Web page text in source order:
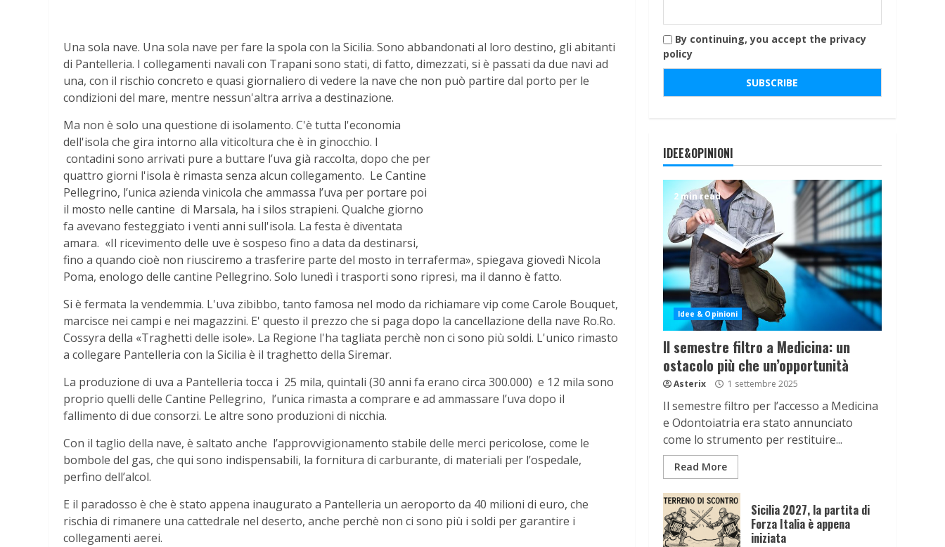
Una sola nave. Una sola nave per fare la spola con la Sicilia. Sono abbandonati al loro destino, gli abitanti
di Pantelleria. I collegamenti navali con Trapani sono stati, di fatto, dimezzati, si è passati da due navi ad
una, con il rischio concreto e quasi giornaliero di vedere la nave che non può partire dal porto per le
condizioni del mare, mentre nessun'altra arriva a destinazione.
Ma non è solo una questione di isolamento. C'è tutta l'economia
dell'isola che gira intorno alla viticoltura che è in ginocchio. I
contadini sono arrivati pure a buttare l’uva già raccolta, dopo che per
quattro giorni l'isola è rimasta senza alcun collegamento. Le Cantine
Pellegrino, l’unica azienda vinicola che ammassa l’uva per portare poi
il mosto nelle cantine di Marsala, ha i silos strapieni. Qualche giorno
fa avevano festeggiato i venti anni sull'isola. La festa è diventata
amara. «Il ricevimento delle uve è sospeso fino a data da destinarsi,
fino a quando cioè non riusciremo a trasferire parte del mosto in terraferma», spiegava giovedì Nicola
Poma, enologo delle cantine Pellegrino. Solo lunedì i trasporti sono ripresi, ma il danno è fatto.
Si è fermata la vendemmia. L'uva zibibbo, tanto famosa nel modo da richiamare vip come Carole Bouquet,
marcisce nei campi e nei magazzini. E' questo il prezzo che si paga dopo la cancellazione della nave Ro.Ro.
Cossyra della «Traghetti delle isole». La Regione l'ha tagliata perchè non ci sono più soldi. L'unico rimasto
a collegare Pantelleria con la Sicilia è il traghetto della Siremar.
La produzione di uva a Pantelleria tocca i 25 mila, quintali (30 anni fa erano circa 300.000) e 12 mila sono
proprio quelli delle Cantine Pellegrino, l’unica rimasta a comprare e ad ammassare l’uva dopo il
fallimento di due consorzi. Le altre sono produzioni di nicchia.
Con il taglio della nave, è saltato anche l’approvvigionamento stabile delle merci pericolose, come le
bombole del gas, che qui sono indispensabili, la fornitura di carburante, di materiali per l’ospedale,
perfino dell’alcol.
E il paradosso è che è stato appena inaugurato a Pantelleria un aeroporto da 40 milioni di euro, che
rischia di rimanere una cattedrale nel deserto, anche perchè non ci sono più i soldi per garantire i
collegamenti aerei.
By continuing, you accept the privacy
policy
IDEE&OPINIONI
2 min read
Idee & Opinioni
Il semestre filtro a Medicina: un
ostacolo più che un’opportunità
Asterix 1 settembre 2025
Il semestre filtro per l’accesso a Medicina
e Odontoiatria era stato annunciato
come lo strumento per restituire...
Read More
Sicilia 2027, la partita di
Forza Italia è appena
iniziata